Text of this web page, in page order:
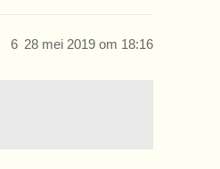
28 mei 2019 om 18:16
6